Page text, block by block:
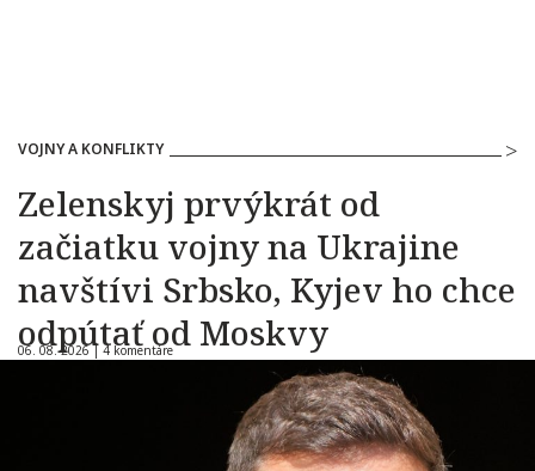
VOJNY A KONFLIKTY
Zelenskyj prvýkrát od
začiatku vojny na Ukrajine
navštívi Srbsko, Kyjev ho chce
odpútať od Moskvy
06. 08. 2026 | 4 komentáre